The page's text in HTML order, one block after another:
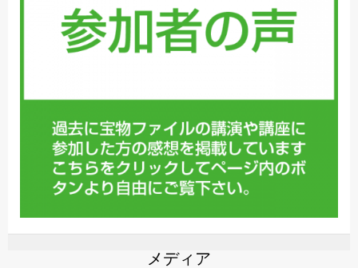
メディア